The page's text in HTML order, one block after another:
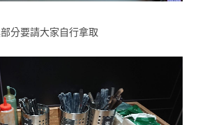
分要請大家自行拿取